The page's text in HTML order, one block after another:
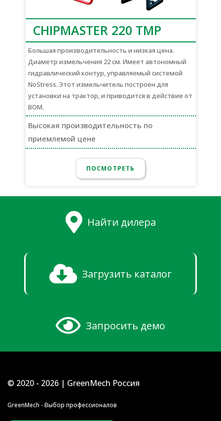
CHIPMASTER 220 TMP
Большая производительность и низкая цена.
Диаметр измельчения 22 см. Имеет автономный
гидравлический контур, управляемый системой
NoStress. Этот измельчитель построен для
установки на трактор, и приводится в действие от
ВОМ.
Высокая производительность по
приемлемой цене
ПОСМОТРЕТЬ
Найти дилера
Загрузить каталог
Запросить демо
© 2020 - 2026 | GreenMech Россия
GreenMech - Выбор профессионалов